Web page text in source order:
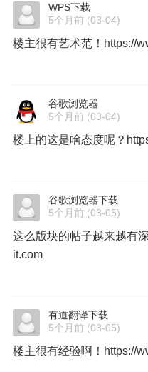
WPS下载
5个月前 (03-04)
楼主很有艺术范！https://
谷歌浏览器
5个月前 (03-04)
楼上的这是啥态度呢？
谷歌浏览器下载
5个月前 (03-05)
这么版块的帖子越来越有
it.com
有道翻译下载
5个月前 (03-05)
楼主很有经验啊！https://